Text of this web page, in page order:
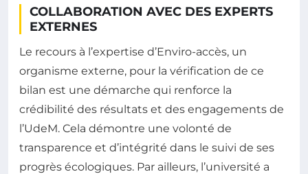
COLLABORATION AVEC DES EXPERTS
EXTERNES
Le recours à l’expertise d’Enviro-accès, un
organisme externe, pour la vérification de ce
bilan est une démarche qui renforce la
crédibilité des résultats et des engagements de
l’UdeM. Cela démontre une volonté de
transparence et d’intégrité dans le suivi de ses
progrès écologiques. Par ailleurs, l’université a